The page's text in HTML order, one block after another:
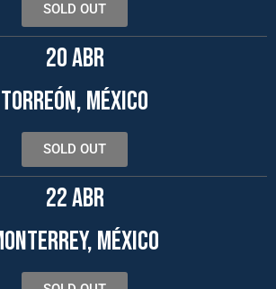
SOLD OUT
20 ABR
TORREÓN, MÉXICO
SOLD OUT
22 ABR
MÉXICO